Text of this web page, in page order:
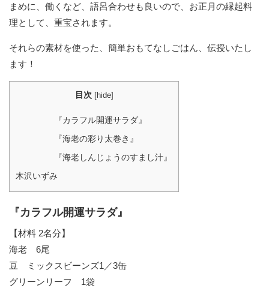
まめに、働くなど、語呂合わせも良いので、お正月の縁起料
理として、重宝されます。
それらの素材を使った、簡単おもてなしごはん、伝授いたし
ます！
目次 [hide]
『カラフル開運サラダ』
『海老の彩り太巻き』
『海老しんじょうのすまし汁』
木沢いずみ
『カラフル開運サラダ』
【材料 2名分】
海老 6尾
豆 ミックスビーンズ1／3缶
グリーンリーフ 1袋